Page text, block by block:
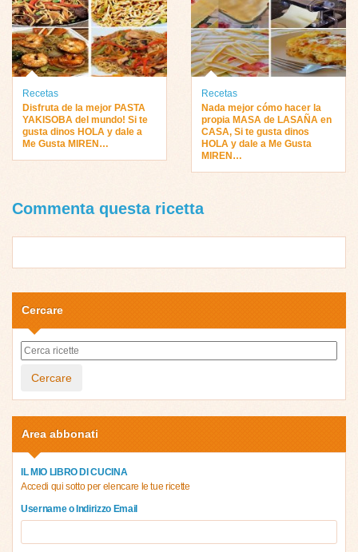
Recetas
Disfruta de la mejor PASTA
YAKISOBA del mundo! Si te
gusta dinos HOLA y dale a
Me Gusta MIREN…
Recetas
Nada mejor cómo hacer la
propia MASA de LASAÑA en
CASA, Si te gusta dinos
HOLA y dale a Me Gusta
MIREN…
Commenta questa ricetta
Cercare
Cercare
Area abbonati
IL MIO LIBRO DI CUCINA
Accedi qui sotto per elencare le tue ricette
Username o Indirizzo Email